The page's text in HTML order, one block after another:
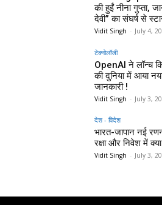
की हुईं नीना गुप्ता,
देवी” का संघर्ष से
Vidit Singh - July 4,
टेक्नोलॉजी
OpenAI ने लॉन्च
की दुनिया में आया
जानकारी !
Vidit Singh - July 3,
देश - विदेश
भारत-जापान नई
रक्षा और निवेश में
Vidit Singh - July 3,